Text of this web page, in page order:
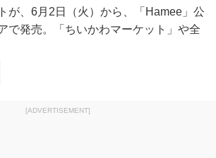
が、6月2日（火）から、「Hamee」公
で発売。「ちいかわマーケット」や全
[ADVERTISEMENT]